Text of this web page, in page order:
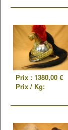
Prix : 1380,00 €
Prix / Kg: